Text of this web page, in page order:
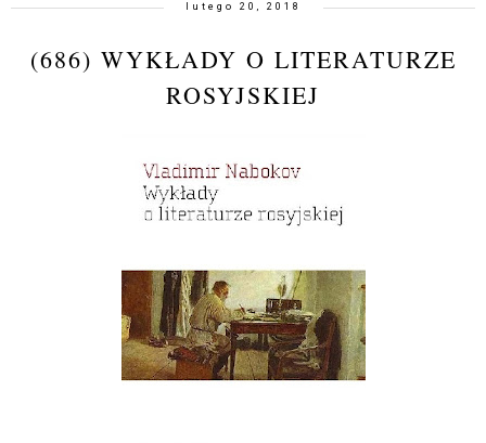
lutego 20, 2018
(686) WYKŁADY O LITERATURZE
ROSYJSKIEJ